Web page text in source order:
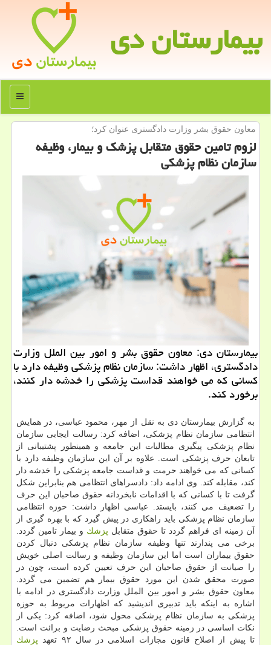
بیمارستان دی
منو
معاون حقوق بشر وزارت دادگستری عنوان كرد؛
لزوم تامین حقوق متقابل پزشك و بیمار، وظیفه
سازمان نظام پزشكی
بیمارستان دی: معاون حقوق بشر و امور بین الملل وزارت
دادگستری، اظهار داشت: سازمان نظام پزشكی وظیفه دارد با
كسانی كه می خواهند قداست پزشكی را خدشه دار كنند،
برخورد كند.
به گزارش بیمارستان دی به نقل از مهر، محمود عباسی، در همایش
انتظامی سازمان نظام پزشكی، اضافه كرد: رسالت ایجابی سازمان
نظام پزشكی پیگیری مطالبات این جامعه و همینطور پشتیبانی از
تابعان حرف پزشكی است. علاوه بر آن این سازمان وظیفه دارد با
كسانی كه می خواهند حرمت و قداست جامعه پزشكی را خدشه دار
كند، مقابله كند. وی ادامه داد: دادسراهای انتظامی هم بنابراین شكل
گرفت تا با كسانی كه با اقدامات نابخردانه حقوق صاحبان این حرف
را تضعیف می كنند، بایستد. عباسی اظهار داشت: حوزه انتظامی
سازمان نظام پزشكی باید راهكاری در پیش گیرد كه با بهره گیری از
آن زمینه ای فراهم گردد تا حقوق متقابل پزشك و بیمار تامین گردد.
برخی می پندارند تنها وظیفه سازمان نظام پزشكی دنبال كردن
حقوق بیماران است اما این سازمان وظیفه و رسالت اصلی خویش
را صیانت از حقوق صاحبان این حرف تعیین كرده است، چون در
صورت محقق شدن این مورد حقوق بیمار هم تضمین می گردد.
معاون حقوق بشر و امور بین الملل وزارت دادگستری در ادامه با
اشاره به اینكه باید تدبیری اندیشید كه اظهارات مربوط به حوزه
پزشكی به سازمان نظام پزشكی محول شود، اضافه كرد: یكی از
نكات اساسی در زمینه حقوق پزشكی مبحث رضایت و برائت است.
تا پیش از اصلاح قانون مجازات اسلامی در سال ۹۲ تعهد
پزشك